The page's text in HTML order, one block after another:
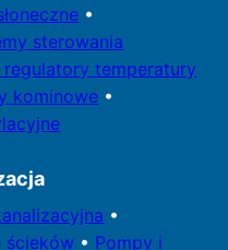
•
sterowania
temperatury
kominowe •
•
ścieków • Pompy i